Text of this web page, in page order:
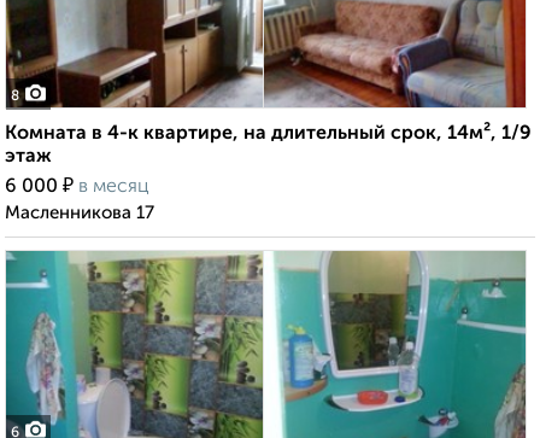
8
Комната в 4-к квартире, на длительный срок, 14м², 1/9
этаж
6 000 ₽ в месяц
Масленникова 17
6